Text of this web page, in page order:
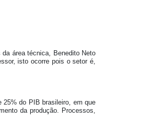
área técnica, Benedito Neto
isto ocorre pois o setor é,
25% do PIB brasileiro, em que
da produção. Processos,